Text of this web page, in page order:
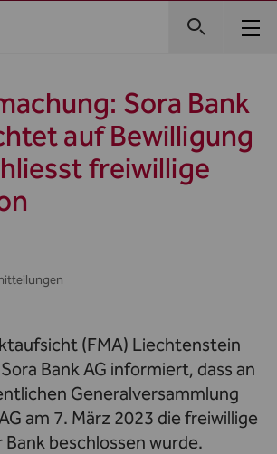
Sora Bank
auf Bewilligung
freiwillige
(FMA) Liechtenstein
Bank AG informiert, dass an
Generalversammlung
am 7. März 2023 die freiwillige
beschlossen wurde.